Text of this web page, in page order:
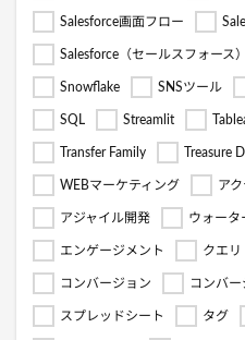
Salesforce画面フロー
Salesforce（セールスフォース）
Snowflake SNSツール
SQL Streamlit
Transfer Family Treasure
WEBマーケティング ア
アジャイル開発 ウォータ
エンゲージメント クエリ
コンバージョン コンバ
スプレッドシート タグ